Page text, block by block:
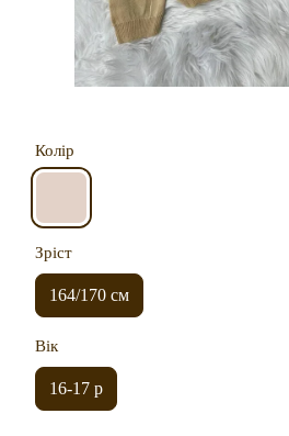
Колір
Зріст
164/170 см
Вік
16-17 р